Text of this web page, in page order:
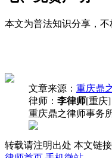
本文为普法知识分享，不
文章来源： 重庆鼎
律师： 李律师[重庆]
重庆鼎之律师事务
转载请注明出处 本文链接